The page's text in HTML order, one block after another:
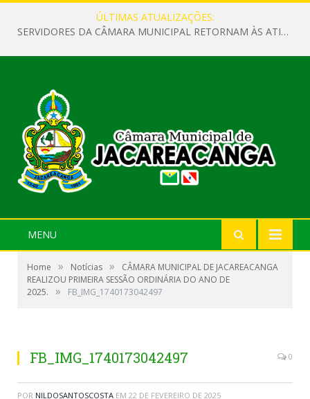
ÚLTIMAS ATUALIZAÇÕES:
SERVIDORES DA CÂMARA MUNICIPAL RETORNAM ÀS ATIVIDADES APÓS O RECESSO PARLAMENTAR
MENU
Home » Notícias »
CÂMARA MUNICIPAL DE JACAREACANGA
REALIZOU PRIMEIRA SESSÃO ORDINÁRIA DO ANO DE
2025.
» FB_IMG_1740173042497
FB_IMG_1740173042497 0
POR NILDOSANTOSCOSTA EM 22 DE FEVEREIRO DE 2025